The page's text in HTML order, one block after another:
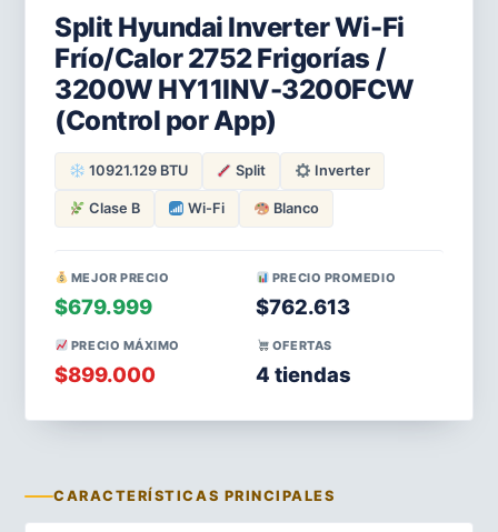
Split Hyundai Inverter Wi-Fi
Frío/Calor 2752 Frigorías /
3200W HY11INV-3200FCW
(Control por App)
10921.129 BTU Split Inverter
Clase B Wi-Fi Blanco
MEJOR PRECIO
$679.999
PRECIO PROMEDIO
$762.613
PRECIO MÁXIMO
$899.000
OFERTAS
4 tiendas
CARACTERÍSTICAS PRINCIPALES